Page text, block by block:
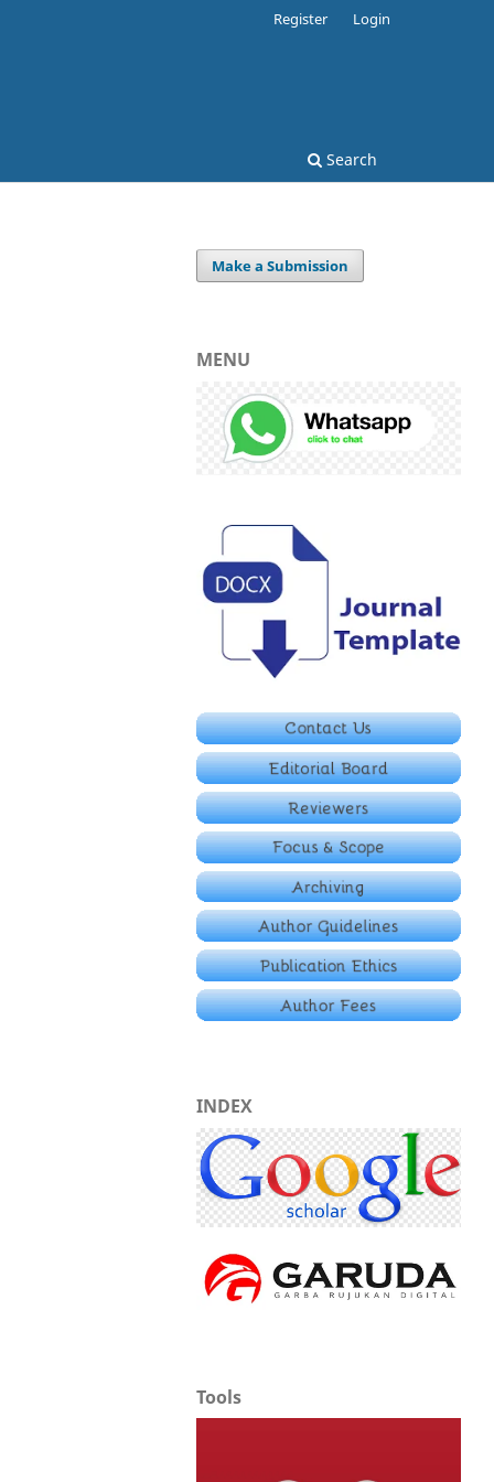
Search
Register Login
Make a Submission
MENU
INDEX
Tools